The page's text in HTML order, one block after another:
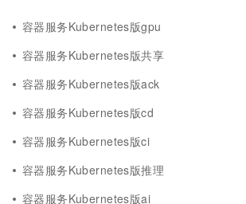
容器服务Kubernetes版gpu
容器服务Kubernetes版共享
容器服务Kubernetes版ack
容器服务Kubernetes版cd
容器服务Kubernetes版ci
容器服务Kubernetes版推理
容器服务Kubernetes版ai